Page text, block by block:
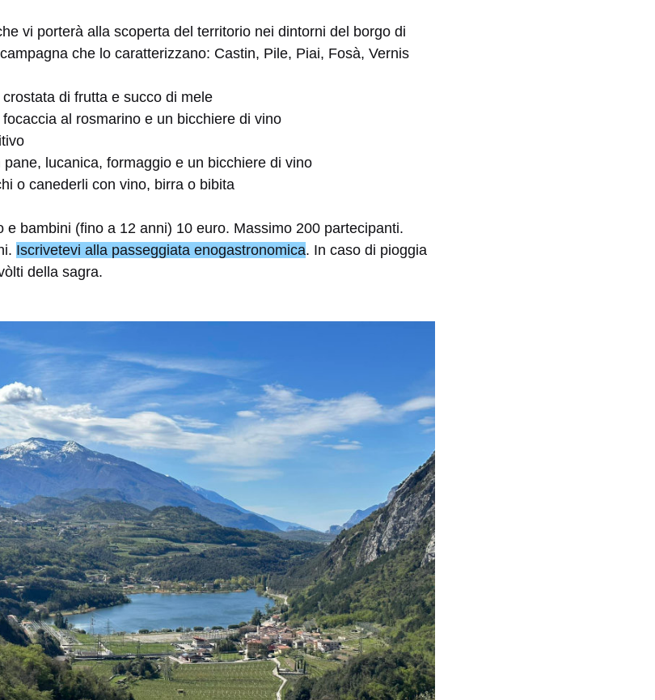
vi porterà alla scoperta del territorio nei dintorni del borgo di
che lo caratterizzano: Castin, Pile, Piai, Fosà, Vernis
crostata di frutta e succo di mele
focaccia al rosmarino e un bicchiere di vino
pane, lucanica, formaggio e un bicchiere di vino
o canederli con vino, birra o bibita
bambini (fino a 12 anni) 10 euro. Massimo 200 partecipanti.
Iscrivetevi alla passeggiata enogastronomica. In caso di pioggia
della sagra.